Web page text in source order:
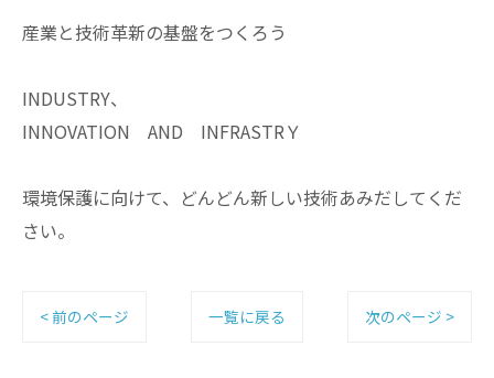
産業と技術革新の基盤をつくろう
INDUSTRY、
INNOVATION AND INFRASTRＹ
環境保護に向けて、どんどん新しい技術あみだしてくだ
さい。
< 前のページ 一覧に戻る 次のページ >